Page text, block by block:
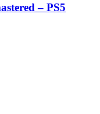
– PS5